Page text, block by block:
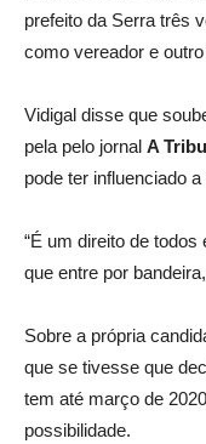
prefeito da Serra três
como vereador e
Vidigal disse que
pela pelo jornal A
pode ter influenciado
“É um direito de todos
que entre por
Sobre a própria
que se tivesse que
tem até março de
possibilidade.